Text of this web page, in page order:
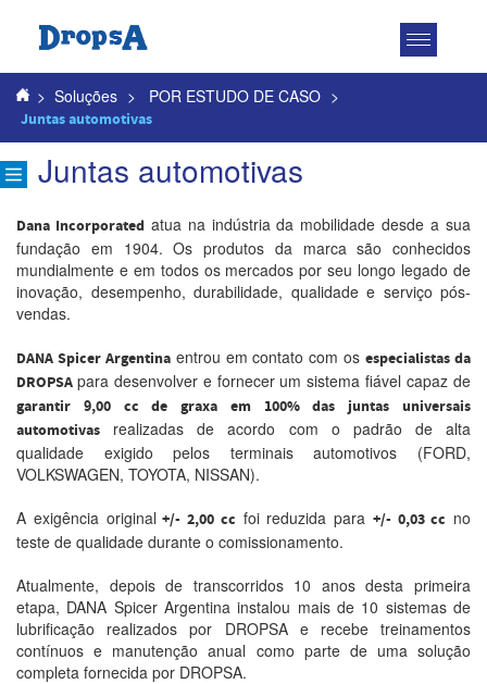
Toggle
> Soluções > POR ESTUDO DE CASO >
Juntas automotivas
Juntas automotivas
Dana Incorporated atua na indústria da mobilidade desde a sua
fundação em 1904. Os produtos da marca são conhecidos
mundialmente e em todos os mercados por seu longo legado de
inovação, desempenho, durabilidade, qualidade e serviço pós-
vendas.
DANA Spicer Argentinaentrou em contato com osespecialistas da
DROPSA para desenvolver e fornecer um sistema fiável capaz de
garantir 9,00 cc de graxa em 100% das juntas universais
automotivas realizadas de acordo com o padrão de alta
qualidade exigido pelos terminais automotivos (FORD,
VOLKSWAGEN, TOYOTA, NISSAN).
A exigência original +/- 2,00 cc foi reduzida para +/- 0,03 cc no
teste de qualidade durante o comissionamento.
Atualmente, depois de transcorridos 10 anos desta primeira
etapa, DANA Spicer Argentina instalou mais de 10 sistemas de
lubrificação realizados por DROPSA e recebe treinamentos
contínuos e manutenção anual como parte de uma solução
completa fornecida por DROPSA.